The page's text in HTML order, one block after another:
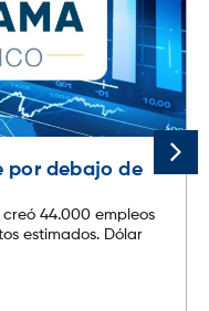
por debajo de
44.000 empleos
estimados. Dólar